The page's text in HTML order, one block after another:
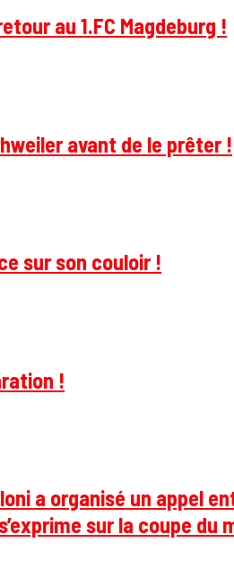
au 1.FC Magdeburg !
avant de le prêter !
sur son couloir !
!
a organisé un appel
sur la coupe du